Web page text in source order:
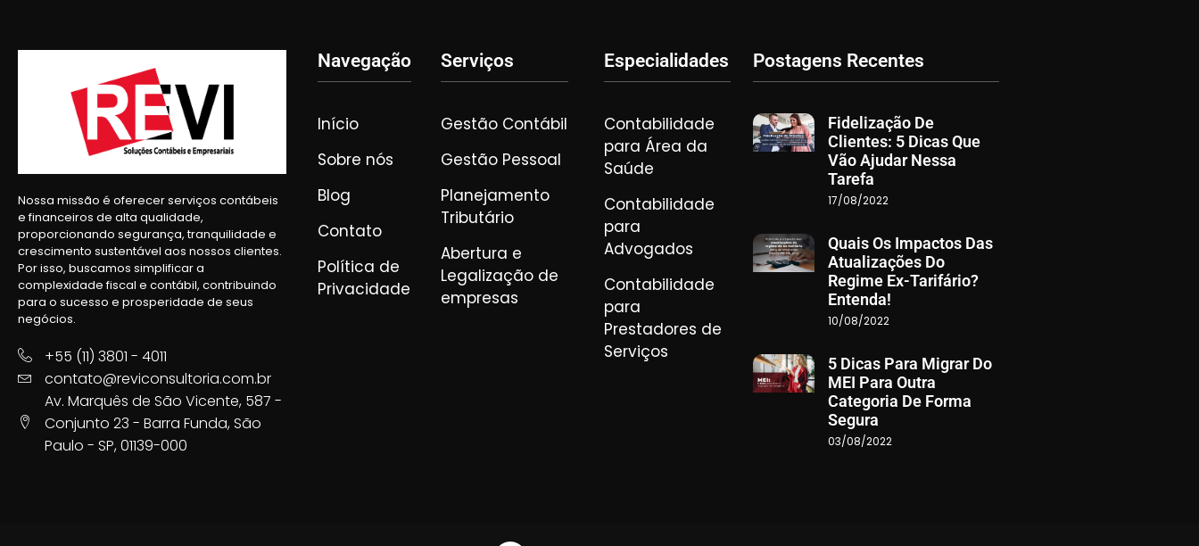
Nossa missão é oferecer serviços contábeis
e financeiros de alta qualidade,
proporcionando segurança, tranquilidade e
crescimento sustentável aos nossos clientes.
Por isso, buscamos simplificar a
complexidade fiscal e contábil, contribuindo
para o sucesso e prosperidade de seus
negócios.
+55 (11) 3801 - 4011
contato@reviconsultoria.com.br
Av. Marquês de São Vicente, 587 -
Conjunto 23 - Barra Funda, São
Paulo - SP, 01139-000
Navegação
Início
Sobre nós
Blog
Contato
Política de
Privacidade
Serviços
Gestão Contábil
Gestão Pessoal
Planejamento
Tributário
Abertura e
Legalização de
empresas
Especialidades
Contabilidade
para Área da
Saúde
Contabilidade
para
Advogados
Contabilidade
para
Prestadores de
Serviços
Postagens Recentes
Fidelização De
Clientes: 5 Dicas Que
Vão Ajudar Nessa
Tarefa
17/08/2022
Quais Os Impactos Das
Atualizações Do
Regime Ex-Tarifário?
Entenda!
10/08/2022
5 Dicas Para Migrar Do
MEI Para Outra
Categoria De Forma
Segura
03/08/2022